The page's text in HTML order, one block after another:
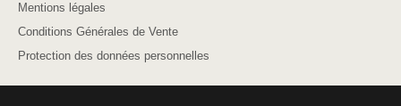
Mentions légales
Conditions Générales de Vente
Protection des données personnelles